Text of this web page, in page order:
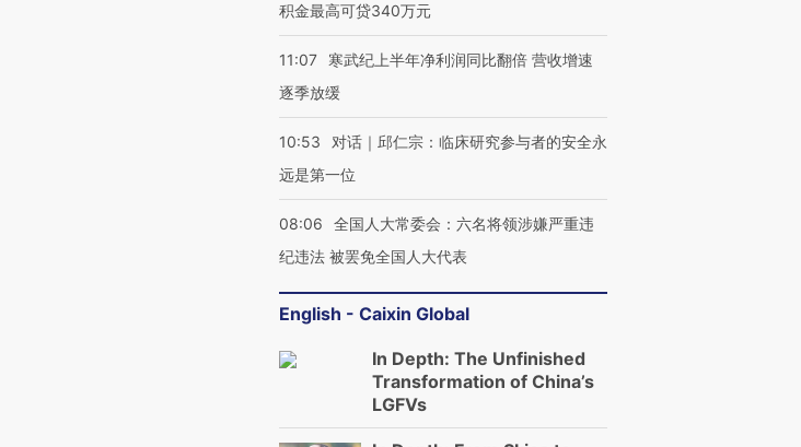
积金最高可贷340万元
11:07
寒武纪上半年净利润同比翻倍 营收增速
逐季放缓
10:53
对话｜邱仁宗：临床研究参与者的安全永
远是第一位
08:06
全国人大常委会：六名将领涉嫌严重违
纪违法 被罢免全国人大代表
English - Caixin Global
In Depth: The Unfinished
Transformation of China’s
LGFVs